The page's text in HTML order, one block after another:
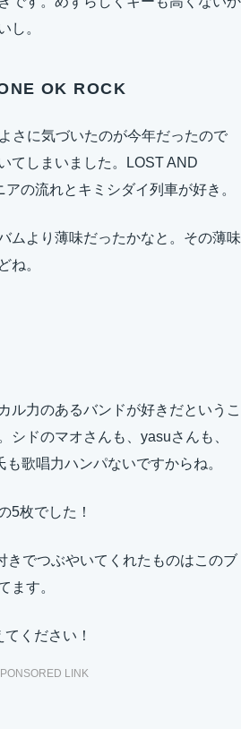
し。
OK ROCK
さに気づいたのが今年だったので
てしまいました。LOST AND
の流れとキミシダイ列車が好き。
ムより薄味だったかなと。その薄味
ね。
ル力のあるバンドが好きだというこ
シドのマオさんも、yasuさんも、
歌唱力ハンパないですからね。
5枚でした！
きでつぶやいてくれたものはこのブ
ます。
ください！
LINK